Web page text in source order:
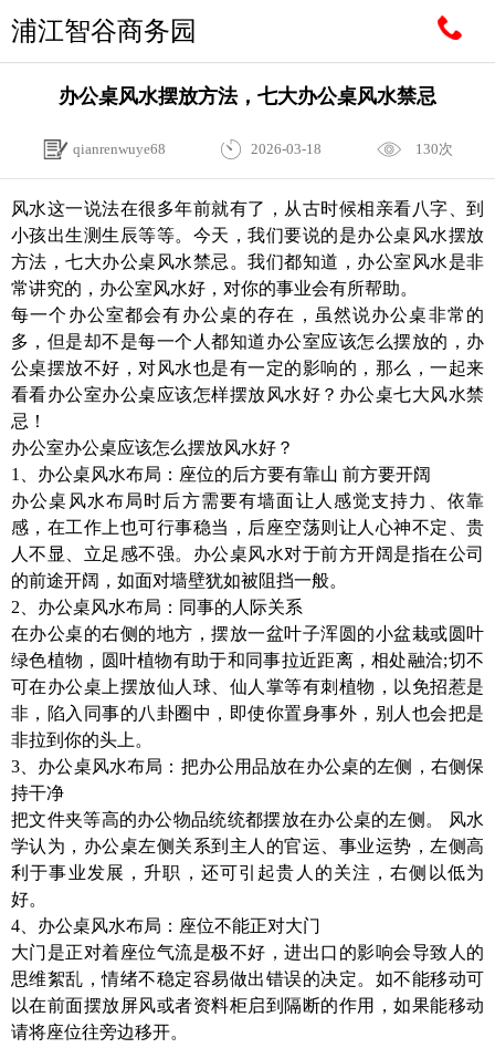
浦江智谷商务园
办公桌风水摆放方法，七大办公桌风水禁忌
qianrenwuye68 2026-03-18 130次
风水这一说法在很多年前就有了，从古时候相亲看八字、到
小孩出生测生辰等等。今天，我们要说的是办公桌风水摆放
方法，七大办公桌风水禁忌。我们都知道，办公室风水是非
常讲究的，办公室风水好，对你的事业会有所帮助。
每一个办公室都会有办公桌的存在，虽然说办公桌非常的
多，但是却不是每一个人都知道办公室应该怎么摆放的，办
公桌摆放不好，对风水也是有一定的影响的，那么，一起来
看看办公室办公桌应该怎样摆放风水好？办公桌七大风水禁
忌！
办公室办公桌应该怎么摆放风水好？
1、办公桌风水布局：座位的后方要有靠山 前方要开阔
办公桌风水布局时后方需要有墙面让人感觉支持力、依靠
感，在工作上也可行事稳当，后座空荡则让人心神不定、贵
人不显、立足感不强。办公桌风水对于前方开阔是指在公司
的前途开阔，如面对墙壁犹如被阻挡一般。
2、办公桌风水布局：同事的人际关系
在办公桌的右侧的地方，摆放一盆叶子浑圆的小盆栽或圆叶
绿色植物，圆叶植物有助于和同事拉近距离，相处融洽;切不
可在办公桌上摆放仙人球、仙人掌等有刺植物，以免招惹是
非，陷入同事的八卦圈中，即使你置身事外，别人也会把是
非拉到你的头上。
3、办公桌风水布局：把办公用品放在办公桌的左侧，右侧保
持干净
把文件夹等高的办公物品统统都摆放在办公桌的左侧。 风水
学认为，办公桌左侧关系到主人的官运、事业运势，左侧高
利于事业发展，升职，还可引起贵人的关注，右侧以低为
好。
4、办公桌风水布局：座位不能正对大门
大门是正对着座位气流是极不好，进出口的影响会导致人的
思维絮乱，情绪不稳定容易做出错误的决定。如不能移动可
以在前面摆放屏风或者资料柜启到隔断的作用，如果能移动
请将座位往旁边移开。